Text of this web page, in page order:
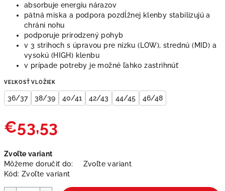
absorbuje energiu nárazov
pätná miska a podpora pozdĺžnej klenby stabilizujú a
chráni nohu
podporuje prirodzený pohyb
v 3 strihoch s úpravou pre nízku (LOW), strednú (MID) a
vysokú (HIGH) klenbu
v prípade potreby je možné ľahko zastrihnúť
VEĽKOSŤ VLOŽIEK
36/37 38/39 40/41 42/43 44/45 46/48
€53,53
cena:
Zvoľte variant
Môžeme doručiť do:
Zvoľte variant
Kód: Zvoľte variant